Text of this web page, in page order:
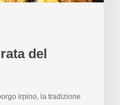
del
irpino, la tradizione